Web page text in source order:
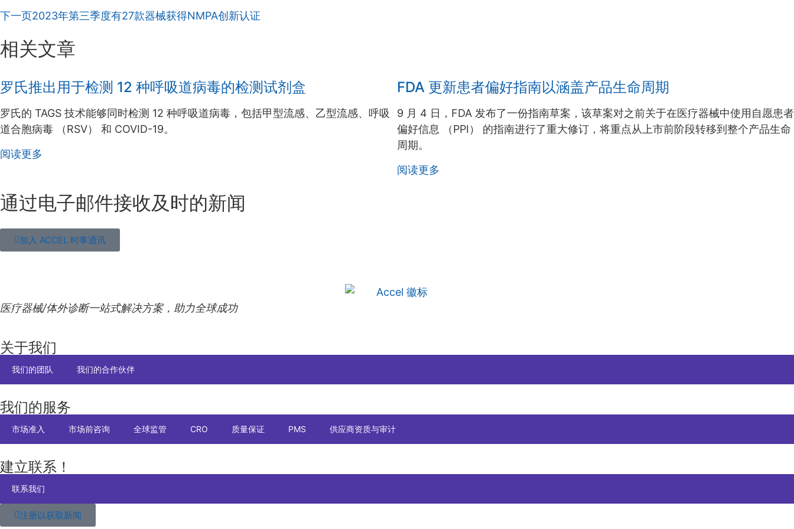
下一页2023年第三季度有27款器械获得NMPA创新认证
相关文章
罗氏推出用于检测 12 种呼吸道病毒的检测试剂盒
罗氏的 TAGS 技术能够同时检测 12 种呼吸道病毒，包括甲型流感、乙型流感、呼吸
道合胞病毒 （RSV） 和 COVID-19。
阅读更多
FDA 更新患者偏好指南以涵盖产品生命周期
9 月 4 日，FDA 发布了一份指南草案，该草案对之前关于在医疗器械中使用自愿患者
偏好信息 （PPI） 的指南进行了重大修订，将重点从上市前阶段转移到整个产品生命
周期。
阅读更多
通过电子邮件接收及时的新闻
加入 ACCEL 时事通讯
医疗器械/体外诊断一站式解决方案，助力全球成功
关于我们
我们的团队 我们的合作伙伴
我们的服务
市场准入 市场前咨询 全球监管 CRO 质量保证 PMS 供应商资质与审计
建立联系！
联系我们
注册以获取新闻